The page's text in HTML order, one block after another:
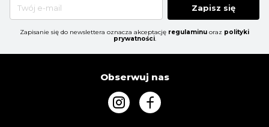
Zapisz się
Zapisanie się do newslettera oznacza akceptację regulaminu oraz polityki
prywatności.
Obserwuj nas